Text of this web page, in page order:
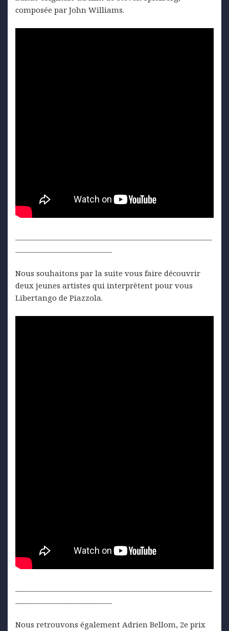
composée par John Williams.
Nous souhaitons par la suite vous faire découvrir
deux jeunes artistes qui interprètent pour vous
Libertango de Piazzola.
Nous retrouvons également Adrien Bellom, 2e prix